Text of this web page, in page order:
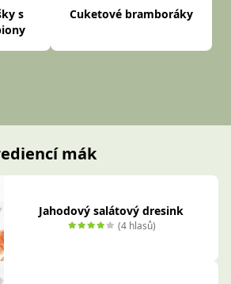
s
Cuketové bramboráky
mák
Jahodový salátový dresink
(4 hlasů)